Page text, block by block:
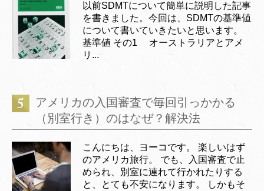
以前SDMTについて簡単に説明した記事
を書きました。今回は、SDMTの基準値
について書いていきたいと思います。
基準値 その1 オーストラリアとアメ
リ...
アメリカの入国審査で毎回引っかかる
（別室行き）のはなぜ？解決法
こんにちは、ヨーコです。 楽しいはず
のアメリカ旅行。 でも、入国審査で止
められ、別室に連れて行かれたりする
と、とても不安になります。 しかもそ